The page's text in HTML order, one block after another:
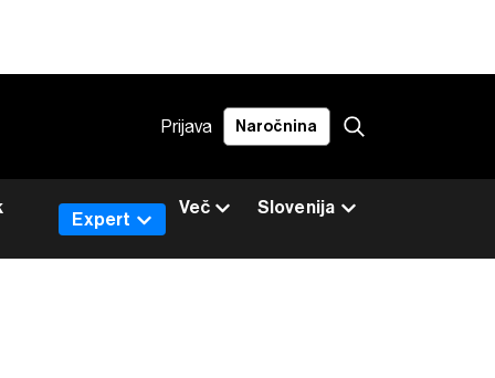
Prijava Naročnina
Slovenija
Expert
Več